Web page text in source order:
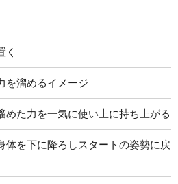
く
を溜めるイメージ
めた力を一気に使い上に持ち上がる
体を下に降ろしスタートの姿勢に戻